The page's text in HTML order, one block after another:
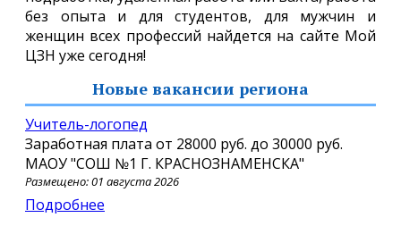
без опыта и для студентов, для мужчин и
женщин всех профессий найдется на сайте Мой
ЦЗН уже сегодня!
Новые вакансии региона
Учитель-логопед
Заработная плата от 28000 руб. до 30000 руб.
МАОУ "СОШ №1 Г. КРАСНОЗНАМЕНСКА"
Размещено: 01 августа 2026
Подробнее